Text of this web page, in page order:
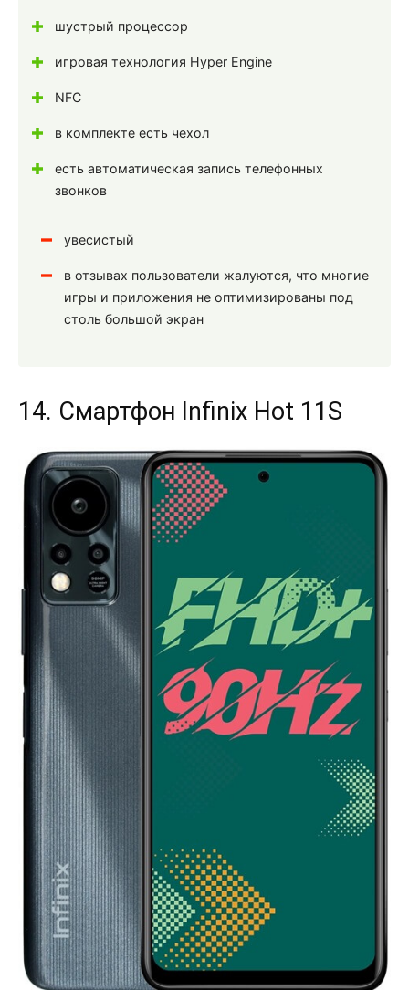
шустрый процессор
игровая технология Hyper Engine
NFC
в комплекте есть чехол
есть автоматическая запись телефонных
звонков
увесистый
в отзывах пользователи жалуются, что многие
игры и приложения не оптимизированы под
столь большой экран
14. Смартфон Infinix Hot 11S